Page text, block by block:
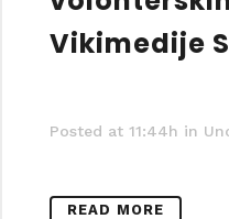
Vikimedije
Posted at 11:44h in
READ MORE